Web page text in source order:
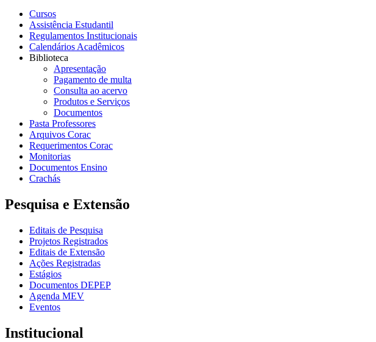
Cursos
Assistência Estudantil
Regulamentos Institucionais
Calendários Acadêmicos
Biblioteca
Apresentação
Pagamento de multa
Consulta ao acervo
Produtos e Serviços
Documentos
Pasta Professores
Arquivos Corac
Requerimentos Corac
Monitorias
Documentos Ensino
Crachás
Pesquisa e Extensão
Editais de Pesquisa
Projetos Registrados
Editais de Extensão
Ações Registradas
Estágios
Documentos DEPEP
Agenda MEV
Eventos
Institucional